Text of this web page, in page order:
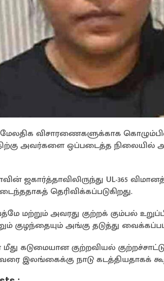
விசாரணைகளுக்காக
அவர்களை ஒப்படைத்த நிலையில்
ஜகார்த்தாவிலிருந்து UL-365
தெரிவிக்கப்படுகிறது.
மற்றும் அவரது குற்றக் கும்பல்
அங்கு தடுத்து
கடுமையான குற்றவியல்
இலங்கைக்கு நாடு கடத்தியதாகக்